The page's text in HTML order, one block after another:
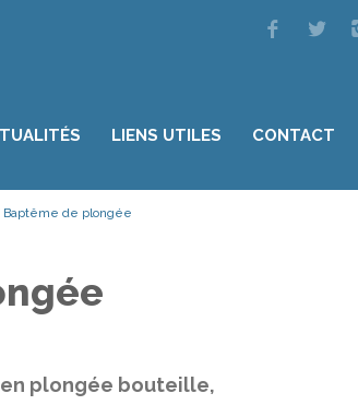
LIENS UTILES CONTACT
de plongée
en plongée bouteille,